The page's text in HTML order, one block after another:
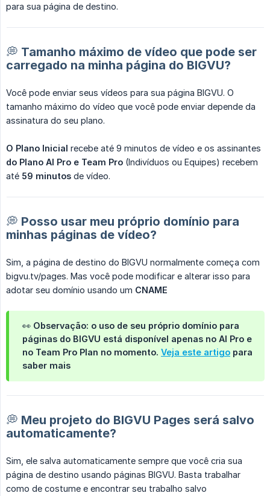
para sua página de destino.
💭 Tamanho máximo de vídeo que pode ser
carregado na minha página do BIGVU?
Você pode enviar seus vídeos para sua página BIGVU. O
tamanho máximo do vídeo que você pode enviar depende da
assinatura do seu plano.
O Plano Inicial recebe até 9 minutos de vídeo e os assinantes
do Plano AI Pro e Team Pro (Indivíduos ou Equipes) recebem
até 59 minutos de vídeo.
💭 Posso usar meu próprio domínio para
minhas páginas de vídeo?
Sim, a página de destino do BIGVU normalmente começa com
bigvu.tv/pages. Mas você pode modificar e alterar isso para
adotar seu domínio usando um CNAME
👀 Observação: o uso de seu próprio domínio para
páginas do BIGVU está disponível apenas no AI Pro e
no Team Pro Plan no momento. Veja este artigo para
saber mais
💭 Meu projeto do BIGVU Pages será salvo
automaticamente?
Sim, ele salva automaticamente sempre que você cria sua
página de destino usando páginas BIGVU. Basta trabalhar
como de costume e encontrar seu trabalho salvo